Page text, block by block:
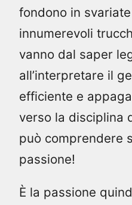
fondono in
innumerevoli
vanno dal saper
all’interpretare il
efficiente e
verso la disciplina
può comprendere
passione!
È la passione